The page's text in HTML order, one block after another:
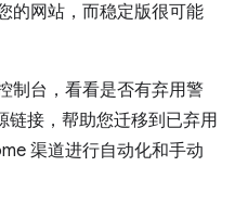
的网站，而稳定版很可能
制台，看看是否有弃用警
链接，帮助您迁移到已弃用
渠道进行自动化和手动